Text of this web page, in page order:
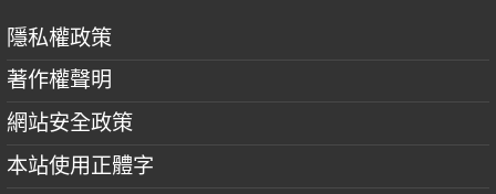
隱私權政策
著作權聲明
網站安全政策
本站使用正體字